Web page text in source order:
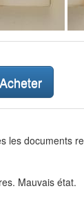
Acheter
les documents
Mauvais état.